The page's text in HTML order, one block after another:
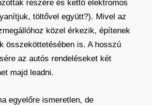
részére és kettő elektromos
töltővel együtt?). Mivel az
közel érkezik, építenek
összeköttetésében is. A hosszú
az autós rendeléseket két
majd leadni.
egyelőre ismeretlen, de